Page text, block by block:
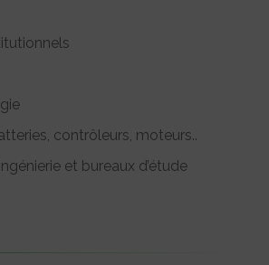
contrôleurs, moteurs..
et bureaux d’étude